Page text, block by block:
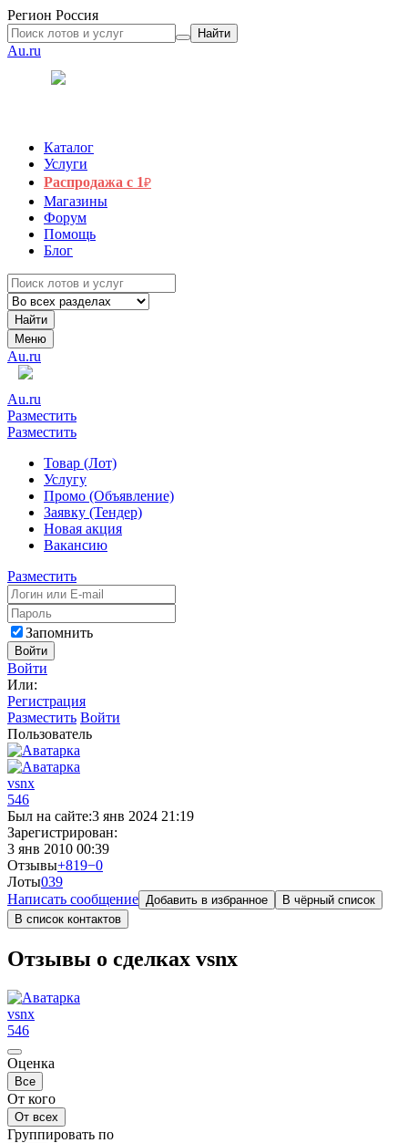
Регион Россия
Найти
Au.ru
Каталог
Услуги
Распродажа с 1₽
Магазины
Форум
Помощь
Блог
Найти
Меню
Au.ru
Au.ru
Разместить
Разместить
Товар (Лот)
Услугу
Промо (Объявление)
Заявку (Тендер)
Новая акция
Вакансию
Разместить
Запомнить
Войти
Войти
Или:
Регистрация
Разместить Войти
Пользователь
vsnx
546
Был на сайте:3 янв 2024 21:19
Зарегистрирован:
3 янв 2010 00:39
Отзывы+819−0
Лоты039
Написать сообщение Добавить в избранное
В чёрный список
В список контактов
Отзывы о сделках vsnx
vsnx
546
Оценка
Все
От кого
От всех
Группировать по